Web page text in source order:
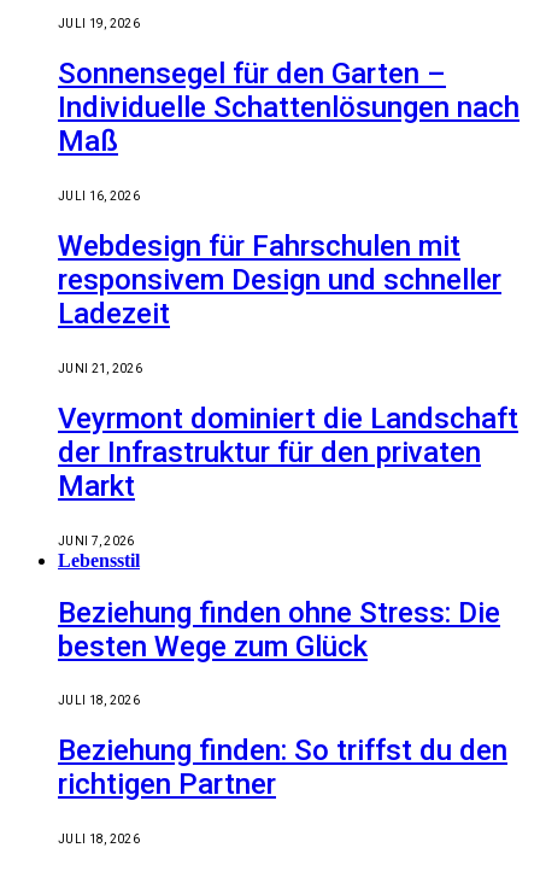
JULI 19, 2026
Sonnensegel für den Garten –
Individuelle Schattenlösungen nach
Maß
JULI 16, 2026
Webdesign für Fahrschulen mit
responsivem Design und schneller
Ladezeit
JUNI 21, 2026
Veyrmont dominiert die Landschaft
der Infrastruktur für den privaten
Markt
JUNI 7, 2026
Lebensstil
Beziehung finden ohne Stress: Die
besten Wege zum Glück
JULI 18, 2026
Beziehung finden: So triffst du den
richtigen Partner
JULI 18, 2026